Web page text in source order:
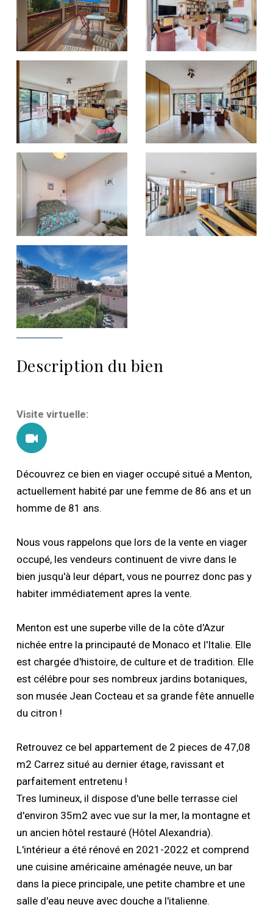
Description du bien
Visite virtuelle:
Découvrez ce bien en viager occupé situé a Menton,
actuellement habité par une femme de 86 ans et un
homme de 81 ans.
Nous vous rappelons que lors de la vente en viager
occupé, les vendeurs continuent de vivre dans le
bien jusqu'à leur départ, vous ne pourrez donc pas y
habiter immédiatement apres la vente.
Menton est une superbe ville de la côte d'Azur
nichée entre la principauté de Monaco et l'Italie. Elle
est chargée d'histoire, de culture et de tradition. Elle
est célébre pour ses nombreux jardins botaniques,
son musée Jean Cocteau et sa grande fête annuelle
du citron !
Retrouvez ce bel appartement de 2 pieces de 47,08
m2 Carrez situé au dernier étage, ravissant et
parfaitement entretenu !
Tres lumineux, il dispose d'une belle terrasse ciel
d'environ 35m2 avec vue sur la mer, la montagne et
un ancien hôtel restauré (Hôtel Alexandria).
L'intérieur a été rénové en 2021-2022 et comprend
une cuisine américaine aménagée neuve, un bar
dans la piece principale, une petite chambre et une
salle d'eau neuve avec douche a l'italienne.